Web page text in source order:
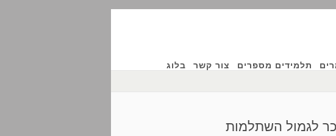
תלמידים מספרים צור קשר בלוג
לגמול השתלמות